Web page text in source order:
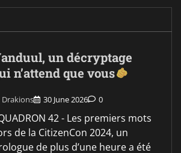
un décryptage
n’attend que vous
Drakions 30 June 2026 0
42 - Les premiers mots
de la CitizenCon 2024, un
de plus d’une heure a été